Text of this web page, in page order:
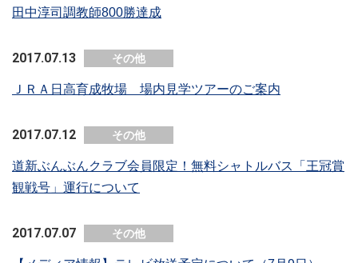
田中淳司調教師800勝達成
2017.07.13 その他
ＪＲＡ日高育成牧場 場内見学ツアーのご案内
2017.07.12 その他
道新ぶんぶんクラブ会員限定！無料シャトルバス「王冠賞
観戦号」運行について
2017.07.07 その他